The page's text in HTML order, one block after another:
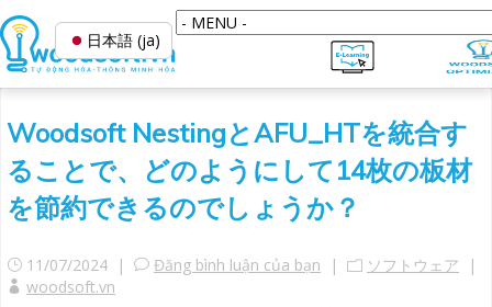
Woodsoft NestingとAFU_HTを統合す
ることで、どのようにして14枚の板材
を節約できるのでしょうか？
11/07/2024 | Đăng bình luận của bạn | ソフトウェア |
woodsoft.vn
日本語 (ja)